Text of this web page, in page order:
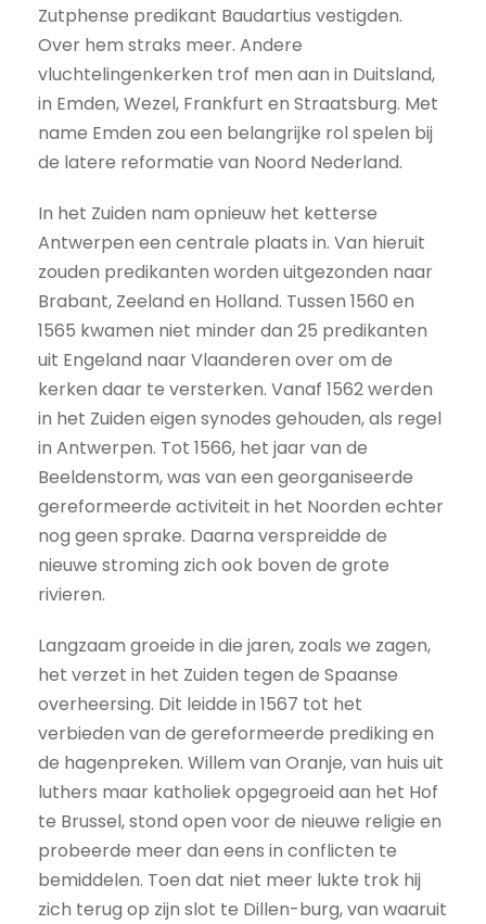
Zutphense predikant Baudartius vestigden.
Over hem straks meer. Andere
vluchtelingenkerken trof men aan in Duitsland,
in Emden, Wezel, Frankfurt en Straatsburg. Met
name Emden zou een belangrijke rol spelen bij
de latere reformatie van Noord Nederland.
In het Zuiden nam opnieuw het ketterse
Antwerpen een centrale plaats in. Van hieruit
zouden predikanten worden uitgezonden naar
Brabant, Zeeland en Holland. Tussen 1560 en
1565 kwamen niet minder dan 25 predikanten
uit Engeland naar Vlaanderen over om de
kerken daar te versterken. Vanaf 1562 werden
in het Zuiden eigen synodes gehouden, als regel
in Antwerpen. Tot 1566, het jaar van de
Beeldenstorm, was van een georganiseerde
gereformeerde activiteit in het Noorden echter
nog geen sprake. Daarna verspreidde de
nieuwe stroming zich ook boven de grote
rivieren.
Langzaam groeide in die jaren, zoals we zagen,
het verzet in het Zuiden tegen de Spaanse
overheersing. Dit leidde in 1567 tot het
verbieden van de gereformeerde prediking en
de hagenpreken. Willem van Oranje, van huis uit
luthers maar katholiek opgegroeid aan het Hof
te Brussel, stond open voor de nieuwe religie en
probeerde meer dan eens in conflicten te
bemiddelen. Toen dat niet meer lukte trok hij
zich terug op zijn slot te Dillen-burg, van waaruit